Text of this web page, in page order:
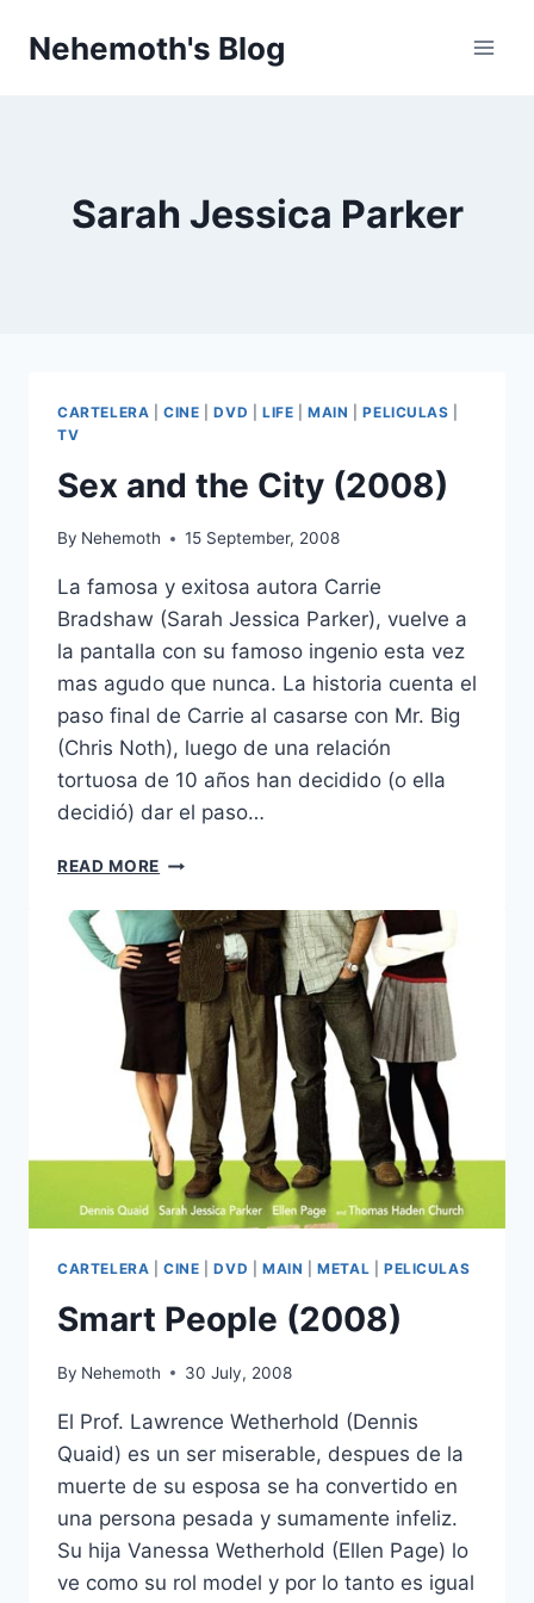
Nehemoth's Blog
Sarah Jessica Parker
CARTELERA |CINE |DVD LIFE |MAIN |PELICULAS
TV
Sex and the City (2008)
By Nehemoth 15 September, 2008
La famosa y exitosa autora Carrie
Bradshaw (Sarah Jessica Parker), vuelve a
la pantalla con su famoso ingenio esta vez
mas agudo que nunca. La historia cuenta el
paso final de Carrie al casarse con Mr. Big
(Chris Noth), luego de una relación
tortuosa de 10 años han decidido (o ella
decidió) dar el paso…
READ MORE SEX
THE
CITY
(2008)
CARTELERA |CINE |DVD MAIN |METAL PELICULAS
Smart People (2008)
By Nehemoth 30 July, 2008
El Prof. Lawrence Wetherhold (Dennis
Quaid) es un ser miserable, despues de la
muerte de su esposa se ha convertido en
una persona pesada y sumamente infeliz.
Su hija Vanessa Wetherhold (Ellen Page) lo
ve como su rol model y por lo tanto es igual